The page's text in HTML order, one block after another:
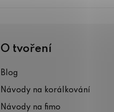
ý
p
i
u
O tvoření
Blog
Návody na korálkování
Návody na fimo